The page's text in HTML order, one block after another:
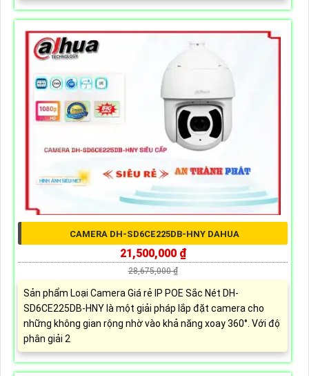
CAMERA DH-SD6CE225DB-HNY DAHUA
21,500,000 ₫
28,675,000 ₫
Sản phẩm Loại Camera Giá rẻ IP POE Sắc Nét DH-
SD6CE225DB-HNY là một giải pháp lắp đặt camera cho
những không gian rộng nhờ vào khả năng xoay 360°. Với độ
phân giải 2